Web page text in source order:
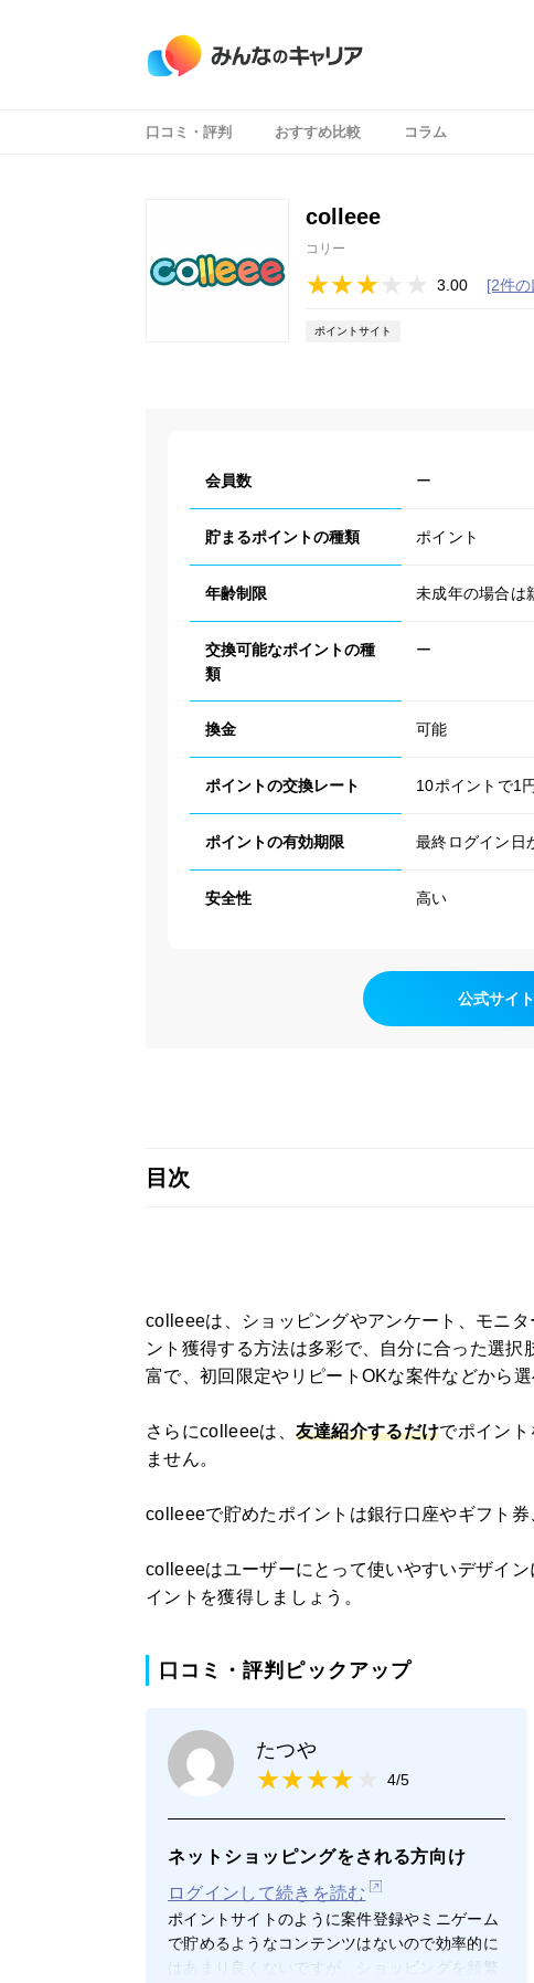
口コミ・評判 おすすめ比較 コラム
colleee
コリー
3.00 [2件
ポイントサイト
会員数 ー
貯まるポイントの種類 ポイント
年齢制限 未成年の場合は
交換可能なポイントの種
類
ー
換金 可能
ポイントの交換レート 10ポイントで1円
ポイントの有効期限 最終ログイン日
安全性 高い
公式サイ
目次
colleeeは、ショッピングやアンケート、モニタ
ント獲得する方法は多彩で、自分に合った選
富で、初回限定やリピートOKな案件などから選
さらにcolleeeは、 友達紹介するだけでポイン
ません。
colleeeで貯めたポイントは銀行口座やギフト券
colleeeはユーザーにとって使いやすいデザイ
イントを獲得しましょう。
口コミ・評判ピックアップ
たつや
4/5
ネットショッピングをされる方向け
ログインして続きを読む
ポイントサイトのように案件登録やミニゲーム
で貯めるようなコンテンツはないので効率的に
はあまり良くないですが、ショッピングを頻繁